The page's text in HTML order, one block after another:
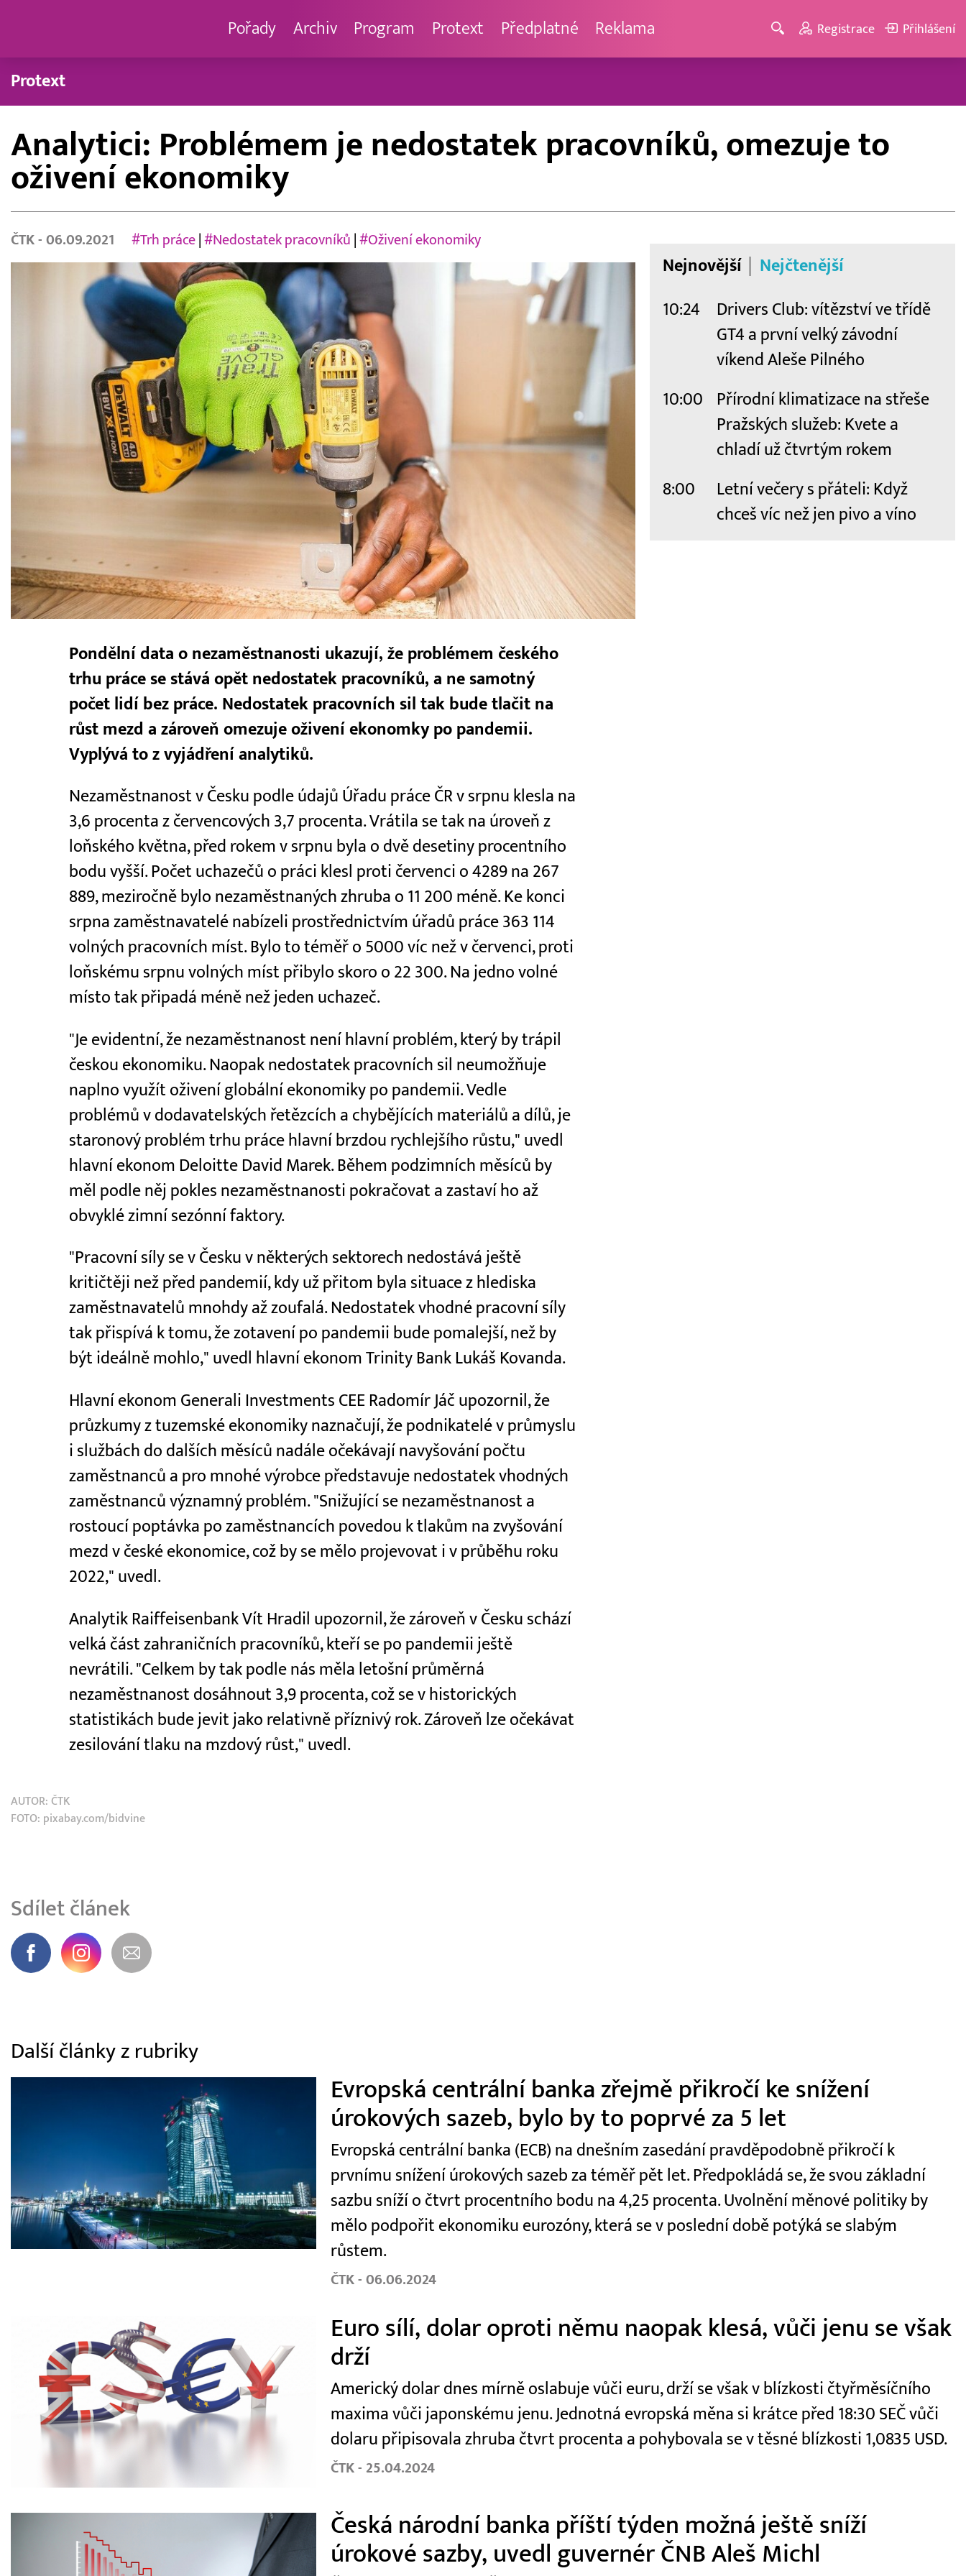
Pořady Archiv Program Protext Předplatné Reklama Registrace Přihlášení
Protext
Analytici: Problémem je nedostatek pracovníků, omezuje to
oživení ekonomiky
ČTK - 06.09.2021 #Trh práce| #Nedostatek pracovníků #Oživení ekonomiky
Pondělní data o nezaměstnanosti ukazují, že problémem českého
trhu práce se stává opět nedostatek pracovníků, a ne samotný
počet lidí bez práce. Nedostatek pracovních sil tak bude tlačit na
růst mezd a zároveň omezuje oživení ekonomky po pandemii.
Vyplývá to z vyjádření analytiků.
Nezaměstnanost v Česku podle údajů Úřadu práce ČR v srpnu klesla na
3,6 procenta z červencových 3,7 procenta. Vrátila se tak na úroveň z
loňského května, před rokem v srpnu byla o dvě desetiny procentního
bodu vyšší. Počet uchazečů o práci klesl proti červenci o 4289 na 267
889, meziročně bylo nezaměstnaných zhruba o 11 200 méně. Ke konci
srpna zaměstnavatelé nabízeli prostřednictvím úřadů práce 363 114
volných pracovních míst. Bylo to téměř o 5000 víc než v červenci, proti
loňskému srpnu volných míst přibylo skoro o 22 300. Na jedno volné
místo tak připadá méně než jeden uchazeč.
"Je evidentní, že nezaměstnanost není hlavní problém, který by trápil
českou ekonomiku. Naopak nedostatek pracovních sil neumožňuje
naplno využít oživení globální ekonomiky po pandemii. Vedle
problémů v dodavatelských řetězcích a chybějících materiálů a dílů, je
staronový problém trhu práce hlavní brzdou rychlejšího růstu," uvedl
hlavní ekonom Deloitte David Marek. Během podzimních měsíců by
měl podle něj pokles nezaměstnanosti pokračovat a zastaví ho až
obvyklé zimní sezónní faktory.
"Pracovní síly se v Česku v některých sektorech nedostává ještě
kritičtěji než před pandemií, kdy už přitom byla situace z hlediska
zaměstnavatelů mnohdy až zoufalá. Nedostatek vhodné pracovní síly
tak přispívá k tomu, že zotavení po pandemii bude pomalejší, než by
být ideálně mohlo," uvedl hlavní ekonom Trinity Bank Lukáš Kovanda.
Hlavní ekonom Generali Investments CEE Radomír Jáč upozornil, že
průzkumy z tuzemské ekonomiky naznačují, že podnikatelé v průmyslu
i službách do dalších měsíců nadále očekávají navyšování počtu
zaměstnanců a pro mnohé výrobce představuje nedostatek vhodných
zaměstnanců významný problém. "Snižující se nezaměstnanost a
rostoucí poptávka po zaměstnancích povedou k tlakům na zvyšování
mezd v české ekonomice, což by se mělo projevovat i v průběhu roku
2022," uvedl.
Analytik Raiffeisenbank Vít Hradil upozornil, že zároveň v Česku schází
velká část zahraničních pracovníků, kteří se po pandemii ještě
nevrátili. "Celkem by tak podle nás měla letošní průměrná
nezaměstnanost dosáhnout 3,9 procenta, což se v historických
statistikách bude jevit jako relativně příznivý rok. Zároveň lze očekávat
zesilování tlaku na mzdový růst," uvedl.
AUTOR: ČTK
FOTO: pixabay.com/bidvine
Sdílet článek
Nejnovější Nejčtenější
10:24
Drivers Club: vítězství ve třídě
GT4 a první velký závodní
víkend Aleše Pilného
10:00
Přírodní klimatizace na střeše
Pražských služeb: Kvete a
chladí už čtvrtým rokem
8:00
Letní večery s přáteli: Když
chceš víc než jen pivo a víno
Další články z rubriky
Evropská centrální banka zřejmě přikročí ke snížení
úrokových sazeb, bylo by to poprvé za 5 let
Evropská centrální banka (ECB) na dnešním zasedání pravděpodobně přikročí k
prvnímu snížení úrokových sazeb za téměř pět let. Předpokládá se, že svou základní
sazbu sníží o čtvrt procentního bodu na 4,25 procenta. Uvolnění měnové politiky by
mělo podpořit ekonomiku eurozóny, která se v poslední době potýká se slabým
růstem.
ČTK - 06.06.2024
Euro sílí, dolar oproti němu naopak klesá, vůči jenu se však
drží
Americký dolar dnes mírně oslabuje vůči euru, drží se však v blízkosti čtyřměsíčního
maxima vůči japonskému jenu. Jednotná evropská měna si krátce před 18:30 SEČ vůči
dolaru připisovala zhruba čtvrt procenta a pohybovala se v těsné blízkosti 1,0835 USD.
ČTK - 25.04.2024
Česká národní banka příští týden možná ještě sníží
úrokové sazby, uvedl guvernér ČNB Aleš Michl